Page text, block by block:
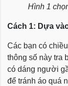
Hình 1
Cách 1: Dựa
Các bạn có
thông số này tra
có dáng người
để tránh áo quá